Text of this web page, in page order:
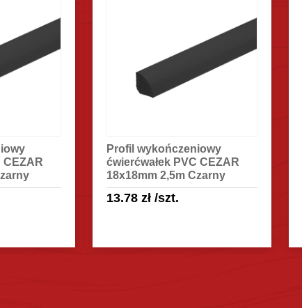
CEZAR
Profil wykończeniowy
ćwierćwałek PVC CEZAR
18x18mm 2,5m Czarny
13.78zł /szt.